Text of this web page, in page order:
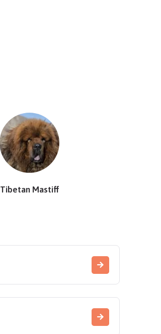
Tibetan Mastiff